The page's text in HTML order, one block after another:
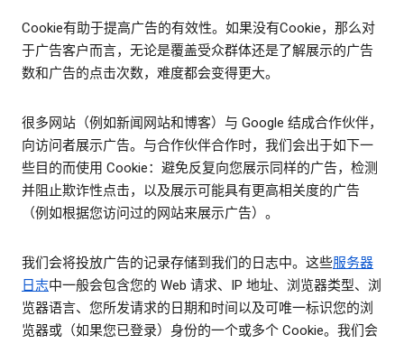
Cookie有助于提高广告的有效性。如果没有Cookie，那么对
于广告客户而言，无论是覆盖受众群体还是了解展示的广告
数和广告的点击次数，难度都会变得更大。
很多网站（例如新闻网站和博客）与 Google 结成合作伙伴，
向访问者展示广告。与合作伙伴合作时，我们会出于如下一
些目的而使用 Cookie：避免反复向您展示同样的广告，检测
并阻止欺诈性点击，以及展示可能具有更高相关度的广告
（例如根据您访问过的网站来展示广告）。
我们会将投放广告的记录存储到我们的日志中。这些服务器
日志中一般会包含您的 Web 请求、IP 地址、浏览器类型、浏
览器语言、您所发请求的日期和时间以及可唯一标识您的浏
览器或（如果您已登录）身份的一个或多个 Cookie。我们会